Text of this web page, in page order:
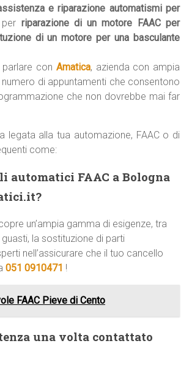
e riparazione automatismi per
riparazione di un motore FAAC per
di un motore per una basculante
parlare con Amatica, azienda con ampia
numero di appuntamenti che consentono
che non dovrebbe mai far
legata alla tua automazione, FAAC o di
come:
automatici FAAC a Bologna
un’ampia gamma di esigenze, tra
la sostituzione di parti
nell’assicurare che il tuo cancello
051 0910471 !
FAAC Pieve di Cento
una volta contattato